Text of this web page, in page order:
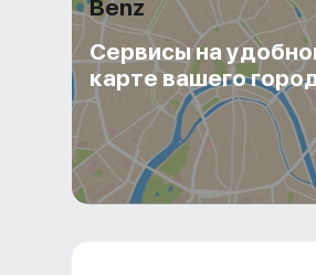
Benz
Сервисы на
карте вашего